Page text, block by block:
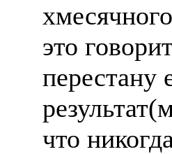
это
перестану
что